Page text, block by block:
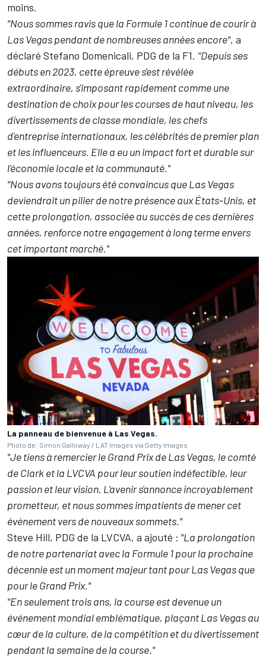
moins.
"Nous sommes ravis que la Formule 1 continue de courir à
Las Vegas pendant de nombreuses années encore", a
déclaré Stefano Domenicali, PDG de la F1. "Depuis ses
débuts en 2023, cette épreuve s'est révélée
extraordinaire, s'imposant rapidement comme une
destination de choix pour les courses de haut niveau, les
divertissements de classe mondiale, les chefs
d'entreprise internationaux, les célébrités de premier plan
et les influenceurs. Elle a eu un impact fort et durable sur
l'économie locale et la communauté."
"Nous avons toujours été convaincus que Las Vegas
deviendrait un pilier de notre présence aux États-Unis, et
cette prolongation, associée au succès de ces dernières
années, renforce notre engagement à long terme envers
cet important marché."
La panneau de bienvenue à Las Vegas.
Photo de: Simon Galloway / LAT Images via Getty Images
"Je tiens à remercier le Grand Prix de Las Vegas, le comté
de Clark et la LVCVA pour leur soutien indéfectible, leur
passion et leur vision. L'avenir s'annonce incroyablement
prometteur, et nous sommes impatients de mener cet
événement vers de nouveaux sommets."
Steve Hill, PDG de la LVCVA, a ajouté : "La prolongation
de notre partenariat avec la Formule 1 pour la prochaine
décennie est un moment majeur tant pour Las Vegas que
pour le Grand Prix."
"En seulement trois ans, la course est devenue un
événement mondial emblématique, plaçant Las Vegas au
cœur de la culture, de la compétition et du divertissement
pendant la semaine de la course."